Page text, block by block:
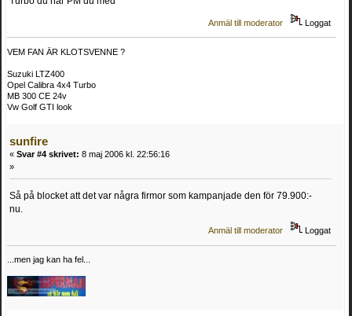
Anmäl till moderator Loggat
VEM FAN ÄR KLOTSVENNE ?
Suzuki LTZ400
Opel Calibra 4x4 Turbo
MB 300 CE 24v
Vw Golf GTI look
sunfire
« Svar #4 skrivet: 8 maj 2006 kl. 22:56:16
»
Så på blocket att det var några firmor som kampanjade den för 79.900:-
nu.
Anmäl till moderator Loggat
...men jag kan ha fel...